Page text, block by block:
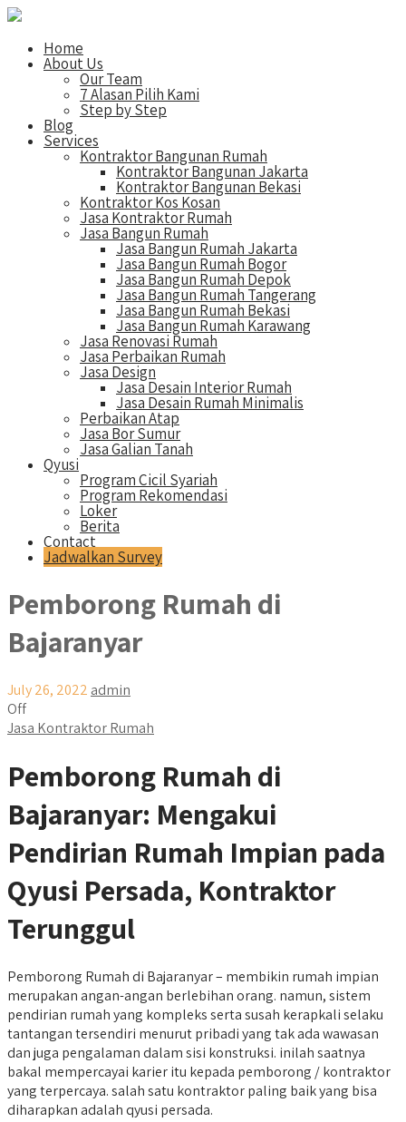
Home
About Us
Our Team
7 Alasan Pilih Kami
Step by Step
Blog
Services
Kontraktor Bangunan Rumah
Kontraktor Bangunan Jakarta
Kontraktor Bangunan Bekasi
Kontraktor Kos Kosan
Jasa Kontraktor Rumah
Jasa Bangun Rumah
Jasa Bangun Rumah Jakarta
Jasa Bangun Rumah Bogor
Jasa Bangun Rumah Depok
Jasa Bangun Rumah Tangerang
Jasa Bangun Rumah Bekasi
Jasa Bangun Rumah Karawang
Jasa Renovasi Rumah
Jasa Perbaikan Rumah
Jasa Design
Jasa Desain Interior Rumah
Jasa Desain Rumah Minimalis
Perbaikan Atap
Jasa Bor Sumur
Jasa Galian Tanah
Qyusi
Program Cicil Syariah
Program Rekomendasi
Loker
Berita
Contact
Jadwalkan Survey
Pemborong Rumah di
Bajaranyar
July 26, 2022 admin
Off
Jasa Kontraktor Rumah
Pemborong Rumah di
Bajaranyar: Mengakui
Pendirian Rumah Impian pada
Qyusi Persada, Kontraktor
Terunggul
Pemborong Rumah di Bajaranyar – membikin rumah impian
merupakan angan-angan berlebihan orang. namun, sistem
pendirian rumah yang kompleks serta susah kerapkali selaku
tantangan tersendiri menurut pribadi yang tak ada wawasan
dan juga pengalaman dalam sisi konstruksi. inilah saatnya
bakal mempercayai karier itu kepada pemborong / kontraktor
yang terpercaya. salah satu kontraktor paling baik yang bisa
diharapkan adalah qyusi persada.